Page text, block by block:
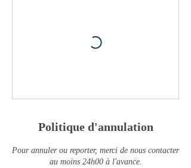
Politique d'annulation
Pour annuler ou reporter, merci de nous contacter
au moins 24h00 à l'avance.